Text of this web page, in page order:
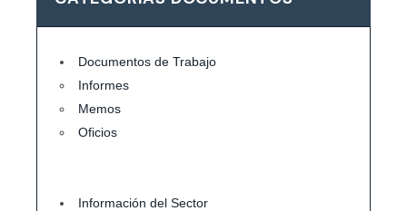
Documentos de Trabajo
Informes
Memos
Oficios
Información del Sector